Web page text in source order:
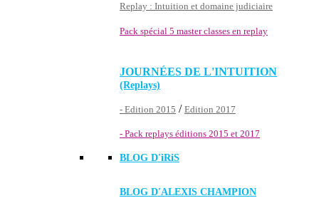
Replay : Intuition et domaine judiciaire
Pack spécial 5 master classes en replay
JOURNÉES DE L'INTUITION
(Replays)
- Edition 2015 / Edition 2017
- Pack replays éditions 2015 et 2017
BLOG D'iRiS
BLOG D'ALEXIS CHAMPION